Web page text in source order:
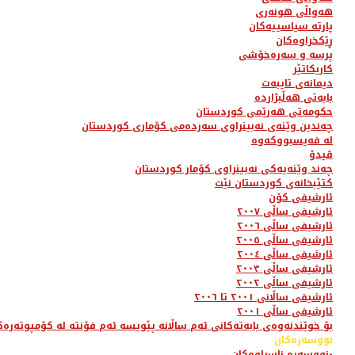
هەواڵی هونەری
پارتە سیاسییەکان
ڕێکخراوەکان
پرسە و سەرەخۆشی
کاریکاتێر
دیمانەی تایبەت
بابەتی هەڵبژاردە
حکومەتی هەرێمی کوردستان
چەندین وێنەی نەبینراوی سەردەمی کۆماری کوردستان
لە فەیسبووکەوە
ڤیدۆ
چەند وێنەیەکی نەبینراوی کۆمار کوردستان
کتێبخانەی کوردستان نێت
ئارشیفی کۆن
ئارشیفی ساڵی ٢٠٠٧
ئارشیفی ساڵی ٢٠٠٦
ئارشیفی ساڵی ٢٠٠٥
ئارشیفی ساڵی ٢٠٠٤
ئارشیفی ساڵی ٢٠٠٣
ئارشیفی ساڵی ٢٠٠٢
ئارشیفی ساڵانی ٢٠٠١ تا ٢٠٠٦
ئارشیفی ساڵی ٢٠٠١
بۆ خوێندنەوەی بابەتەکانی ئەم ساڵانە پێویسە ئەم فۆنتە لە
نووسەرەکان